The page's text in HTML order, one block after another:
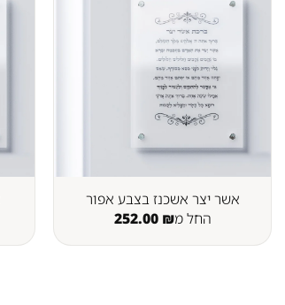
אשר יצר אשכנז בצבע אפור
החל מ
252.00 ₪